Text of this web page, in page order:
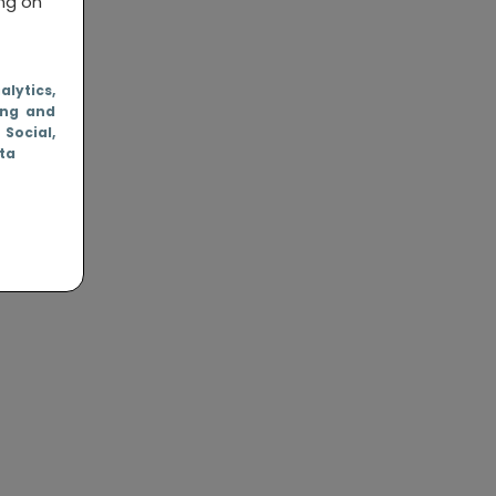
,
and
Social,